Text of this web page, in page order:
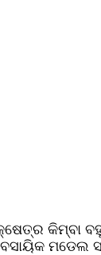
କିମ୍ବା
ମଡେଲ